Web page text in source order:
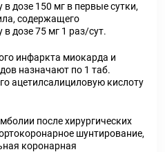
дозе 150 мг в первые сутки,
содержащего
дозе 75 мг 1 раз/сут.
инфаркта миокарда и
назначают по 1 таб.
ацетилсалициловую кислоту
после хирургических
шунтирование,
коронарная